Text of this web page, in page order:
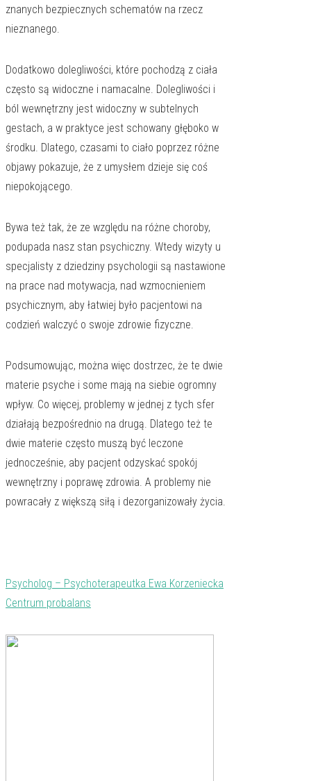
znanych bezpiecznych schematów na rzecz
nieznanego.
Dodatkowo dolegliwości, które pochodzą z ciała
często są widoczne i namacalne. Dolegliwości i
ból wewnętrzny jest widoczny w subtelnych
gestach, a w praktyce jest schowany głęboko w
środku. Dlatego, czasami to ciało poprzez różne
objawy pokazuje, że z umysłem dzieje się coś
niepokojącego.
Bywa też tak, że ze względu na różne choroby,
podupada nasz stan psychiczny. Wtedy wizyty u
specjalisty z dziedziny psychologii są nastawione
na prace nad motywacja, nad wzmocnieniem
psychicznym, aby łatwiej było pacjentowi na
codzień walczyć o swoje zdrowie fizyczne.
Podsumowując, można więc dostrzec, że te dwie
materie psyche i some mają na siebie ogromny
wpływ. Co więcej, problemy w jednej z tych sfer
działają bezpośrednio na drugą. Dlatego też te
dwie materie często muszą być leczone
jednocześnie, aby pacjent odzyskać spokój
wewnętrzny i poprawę zdrowia. A problemy nie
powracały z większą siłą i dezorganizowały życia.
Psycholog – Psychoterapeutka Ewa Korzeniecka
Centrum probalans